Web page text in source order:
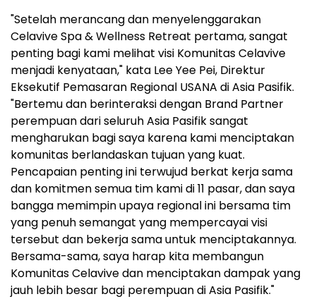
"Setelah merancang dan menyelenggarakan
Celavive Spa & Wellness Retreat pertama, sangat
penting bagi kami melihat visi Komunitas Celavive
menjadi kenyataan," kata Lee Yee Pei, Direktur
Eksekutif Pemasaran Regional USANA di Asia Pasifik.
"Bertemu dan berinteraksi dengan Brand Partner
perempuan dari seluruh Asia Pasifik sangat
mengharukan bagi saya karena kami menciptakan
komunitas berlandaskan tujuan yang kuat.
Pencapaian penting ini terwujud berkat kerja sama
dan komitmen semua tim kami di 11 pasar, dan saya
bangga memimpin upaya regional ini bersama tim
yang penuh semangat yang mempercayai visi
tersebut dan bekerja sama untuk menciptakannya.
Bersama-sama, saya harap kita membangun
Komunitas Celavive dan menciptakan dampak yang
jauh lebih besar bagi perempuan di Asia Pasifik."